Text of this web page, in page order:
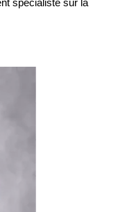
spécialiste sur la